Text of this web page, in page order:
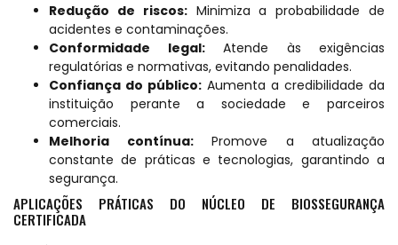
Redução de riscos:Minimiza a probabilidade de
acidentes e contaminações.
Conformidade legal:Atende às exigências
regulatórias e normativas, evitando penalidades.
Confiança do público: Aumenta a credibilidade da
instituição perante a sociedade e parceiros
comerciais.
Melhoria contínua:Promove a atualização
constante de práticas e tecnologias, garantindo a
segurança.
APLICAÇÕES PRÁTICAS DO NÚCLEO DE BIOSSEGURANÇA
CERTIFICADA